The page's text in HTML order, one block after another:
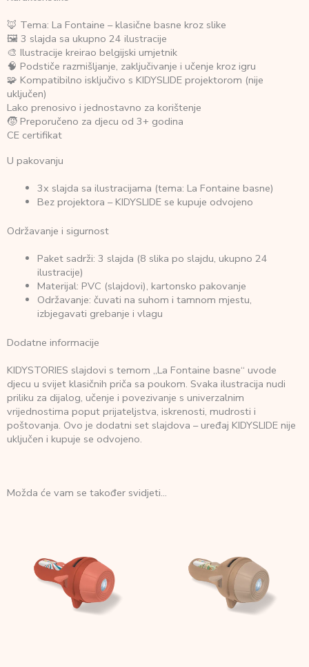
🦊 Tema: La Fontaine – klasične basne kroz slike
🖼️ 3 slajda sa ukupno 24 ilustracije
🎨 Ilustracije kreirao belgijski umjetnik
🧠 Podstiče razmišljanje, zaključivanje i učenje kroz igru
🧩 Kompatibilno isključivo s KIDYSLIDE projektorom (nije
uključen)
Lako prenosivo i jednostavno za korištenje
🧒 Preporučeno za djecu od 3+ godina
CE certifikat
U pakovanju
3x slajda sa ilustracijama (tema: La Fontaine basne)
Bez projektora – KIDYSLIDE se kupuje odvojeno
Održavanje i sigurnost
Paket sadrži: 3 slajda (8 slika po slajdu, ukupno 24
ilustracije)
Materijal: PVC (slajdovi), kartonsko pakovanje
Održavanje: čuvati na suhom i tamnom mjestu,
izbjegavati grebanje i vlagu
Dodatne informacije
KIDYSTORIES slajdovi s temom „La Fontaine basne“ uvode
djecu u svijet klasičnih priča sa poukom. Svaka ilustracija nudi
priliku za dijalog, učenje i povezivanje s univerzalnim
vrijednostima poput prijateljstva, iskrenosti, mudrosti i
poštovanja. Ovo je dodatni set slajdova – uređaj KIDYSLIDE nije
uključen i kupuje se odvojeno.
Možda će vam se također svidjeti…